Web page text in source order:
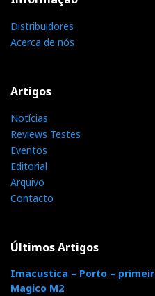
Distribuidores
Acerca de nós
Artigos
Notícias
Reviews Testes
Eventos
Editorial
Arquivo
Contacto
Últimos Artigos
Imacustica – Porto –
Magico M2